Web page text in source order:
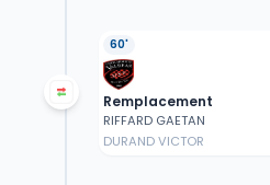
60'
Remplacement
RIFFARD GAETAN
DURAND VICTOR